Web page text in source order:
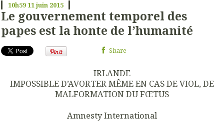
10h5911juin 2015
Le gouvernement temporel des
papes est la honte de l’humanité
Share
IRLANDE
IMPOSSIBLE D’AVORTER MÊME EN CAS DE VIOL, DE
MALFORMATION DU FŒTUS
Amnesty International